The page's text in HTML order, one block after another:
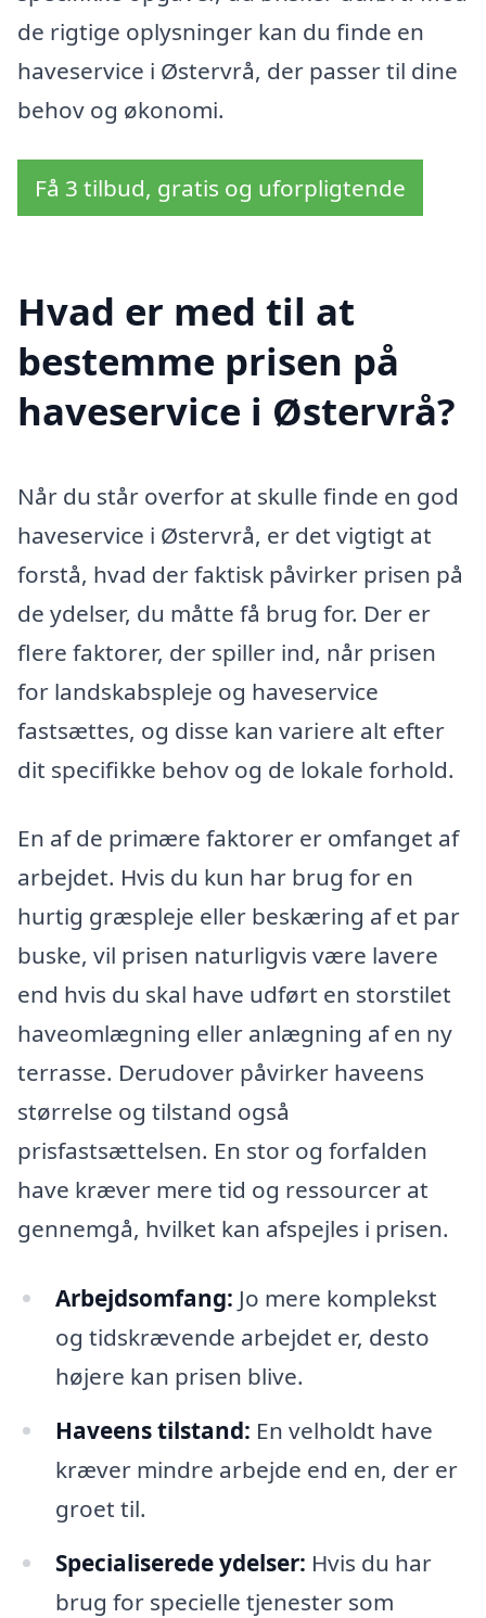
de rigtige oplysninger kan du finde en
haveservice i Østervrå, der passer til dine
behov og økonomi.
Få 3 tilbud, gratis og uforpligtende
Hvad er med til at
bestemme prisen på
haveservice i Østervrå?
Når du står overfor at skulle finde en god
haveservice i Østervrå, er det vigtigt at
forstå, hvad der faktisk påvirker prisen på
de ydelser, du måtte få brug for. Der er
flere faktorer, der spiller ind, når prisen
for landskabspleje og haveservice
fastsættes, og disse kan variere alt efter
dit specifikke behov og de lokale forhold.
En af de primære faktorer er omfanget af
arbejdet. Hvis du kun har brug for en
hurtig græspleje eller beskæring af et par
buske, vil prisen naturligvis være lavere
end hvis du skal have udført en storstilet
haveomlægning eller anlægning af en ny
terrasse. Derudover påvirker haveens
størrelse og tilstand også
prisfastsættelsen. En stor og forfalden
have kræver mere tid og ressourcer at
gennemgå, hvilket kan afspejles i prisen.
Arbejdsomfang: Jo mere komplekst
og tidskrævende arbejdet er, desto
højere kan prisen blive.
Haveens tilstand: En velholdt have
kræver mindre arbejde end en, der er
groet til.
Specialiserede ydelser: Hvis du har
brug for specielle tjenester som